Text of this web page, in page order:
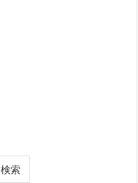
検索